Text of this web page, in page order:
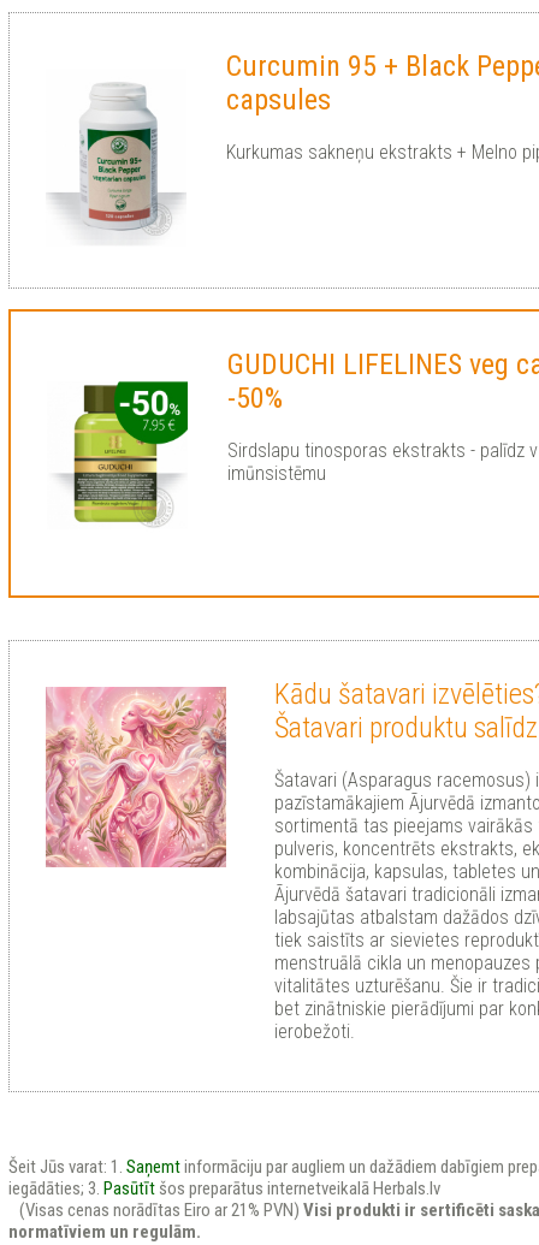
Curcumin 95 + Black
capsules
Kurkumas sakneņu ekstrakts + Melno
GUDUCHI LIFELINES veg
-50%
Sirdslapu tinosporas ekstrakts - palīdz
imūnsistēmu
Kādu šatavari
Šatavari produktu
Šatavari (Asparagus racemosus)
pazīstamākajiem Ājurvēdā
sortimentā tas pieejams
pulveris, koncentrēts ekstrakts,
kombinācija, kapsulas, tabletes
Ājurvēdā šatavari tradicionāli
labsajūtas atbalstam dažādos
tiek saistīts ar sievietes
menstruālā cikla un menopauzes
vitalitātes uzturēšanu. Šie ir
bet zinātniskie pierādījumi par
ierobežoti.
Šeit Jūs varat: 1. Saņemtinformāciju par augliem un dažādiem dabīgiem
iegādāties; 3. Pasūtītšos preparātus internetveikalā Herbals.lv
(Visas cenas norādītas Eiro ar 21% PVN) Visi produkti ir sertificēti
normatīviem un regulām.